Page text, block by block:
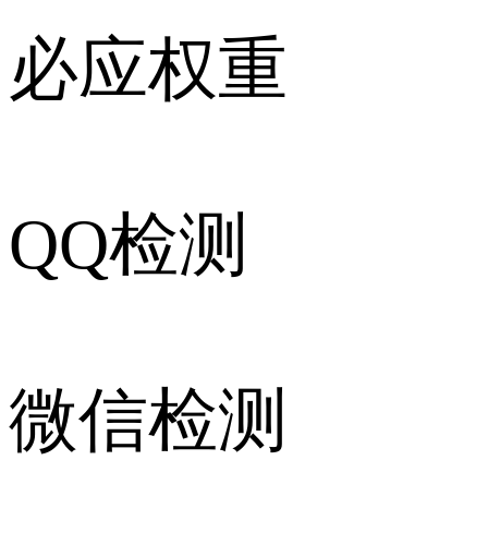
必应权重
QQ检测
微信检测